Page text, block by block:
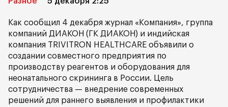
Как сообщил 4 декабря журнал «Компания», группа
компаний ДИАКОН (ГК ДИАКОН) и индийская
компания TRIVITRON HEALTHCARE объявили о
создании совместного предприятия по
производству реагентов и оборудования для
неонатального скрининга в России. Цель
сотрудничества — внедрение современных
решений для раннего выявления и профилактики